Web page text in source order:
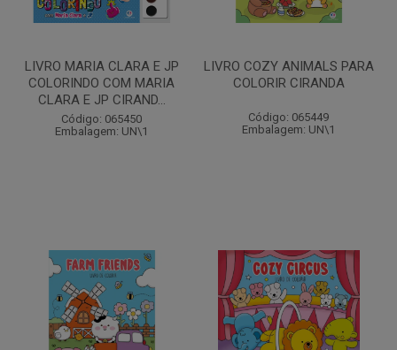
LIVRO MARIA CLARA E JP
COLORINDO COM MARIA
CLARA E JP CIRAND...
Código: 065450
Embalagem: UN\1
LIVRO COZY ANIMALS PARA
COLORIR CIRANDA
Código: 065449
Embalagem: UN\1